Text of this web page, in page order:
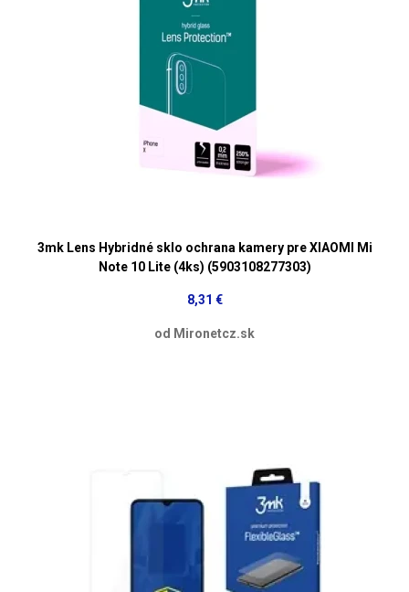
3mk Lens Hybridné sklo ochrana kamery pre XIAOMI Mi
Note 10 Lite (4ks) (5903108277303)
8,31 €
od Mironetcz.sk